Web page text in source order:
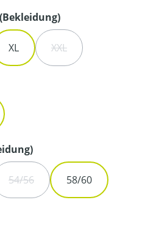
auswählen
NICHT VERFÜGBAR.)
ZURZEIT NICHT VERFÜGBAR.)
IST ZURZEIT NICHT
XL XXL(DIESE OPTION IST
auswählen
NICHT VERFÜGBAR.)
IST ZURZEIT NICHT
54/56(DIESE OPTION IST ZURZEIT
58/60
NICHT VERFÜGBAR.)